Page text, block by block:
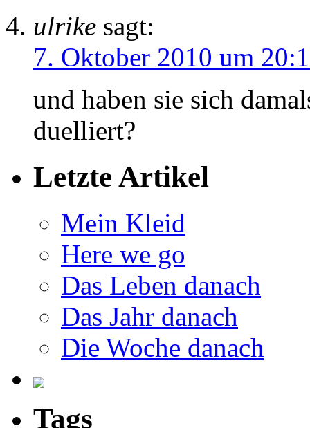
ulrike sagt:
7. Oktober 2010 um
und haben sie sich
duelliert?
Letzte Artikel
Mein Kleid
Here we go
Das Leben danach
Das Jahr danach
Die Woche danach
Tags